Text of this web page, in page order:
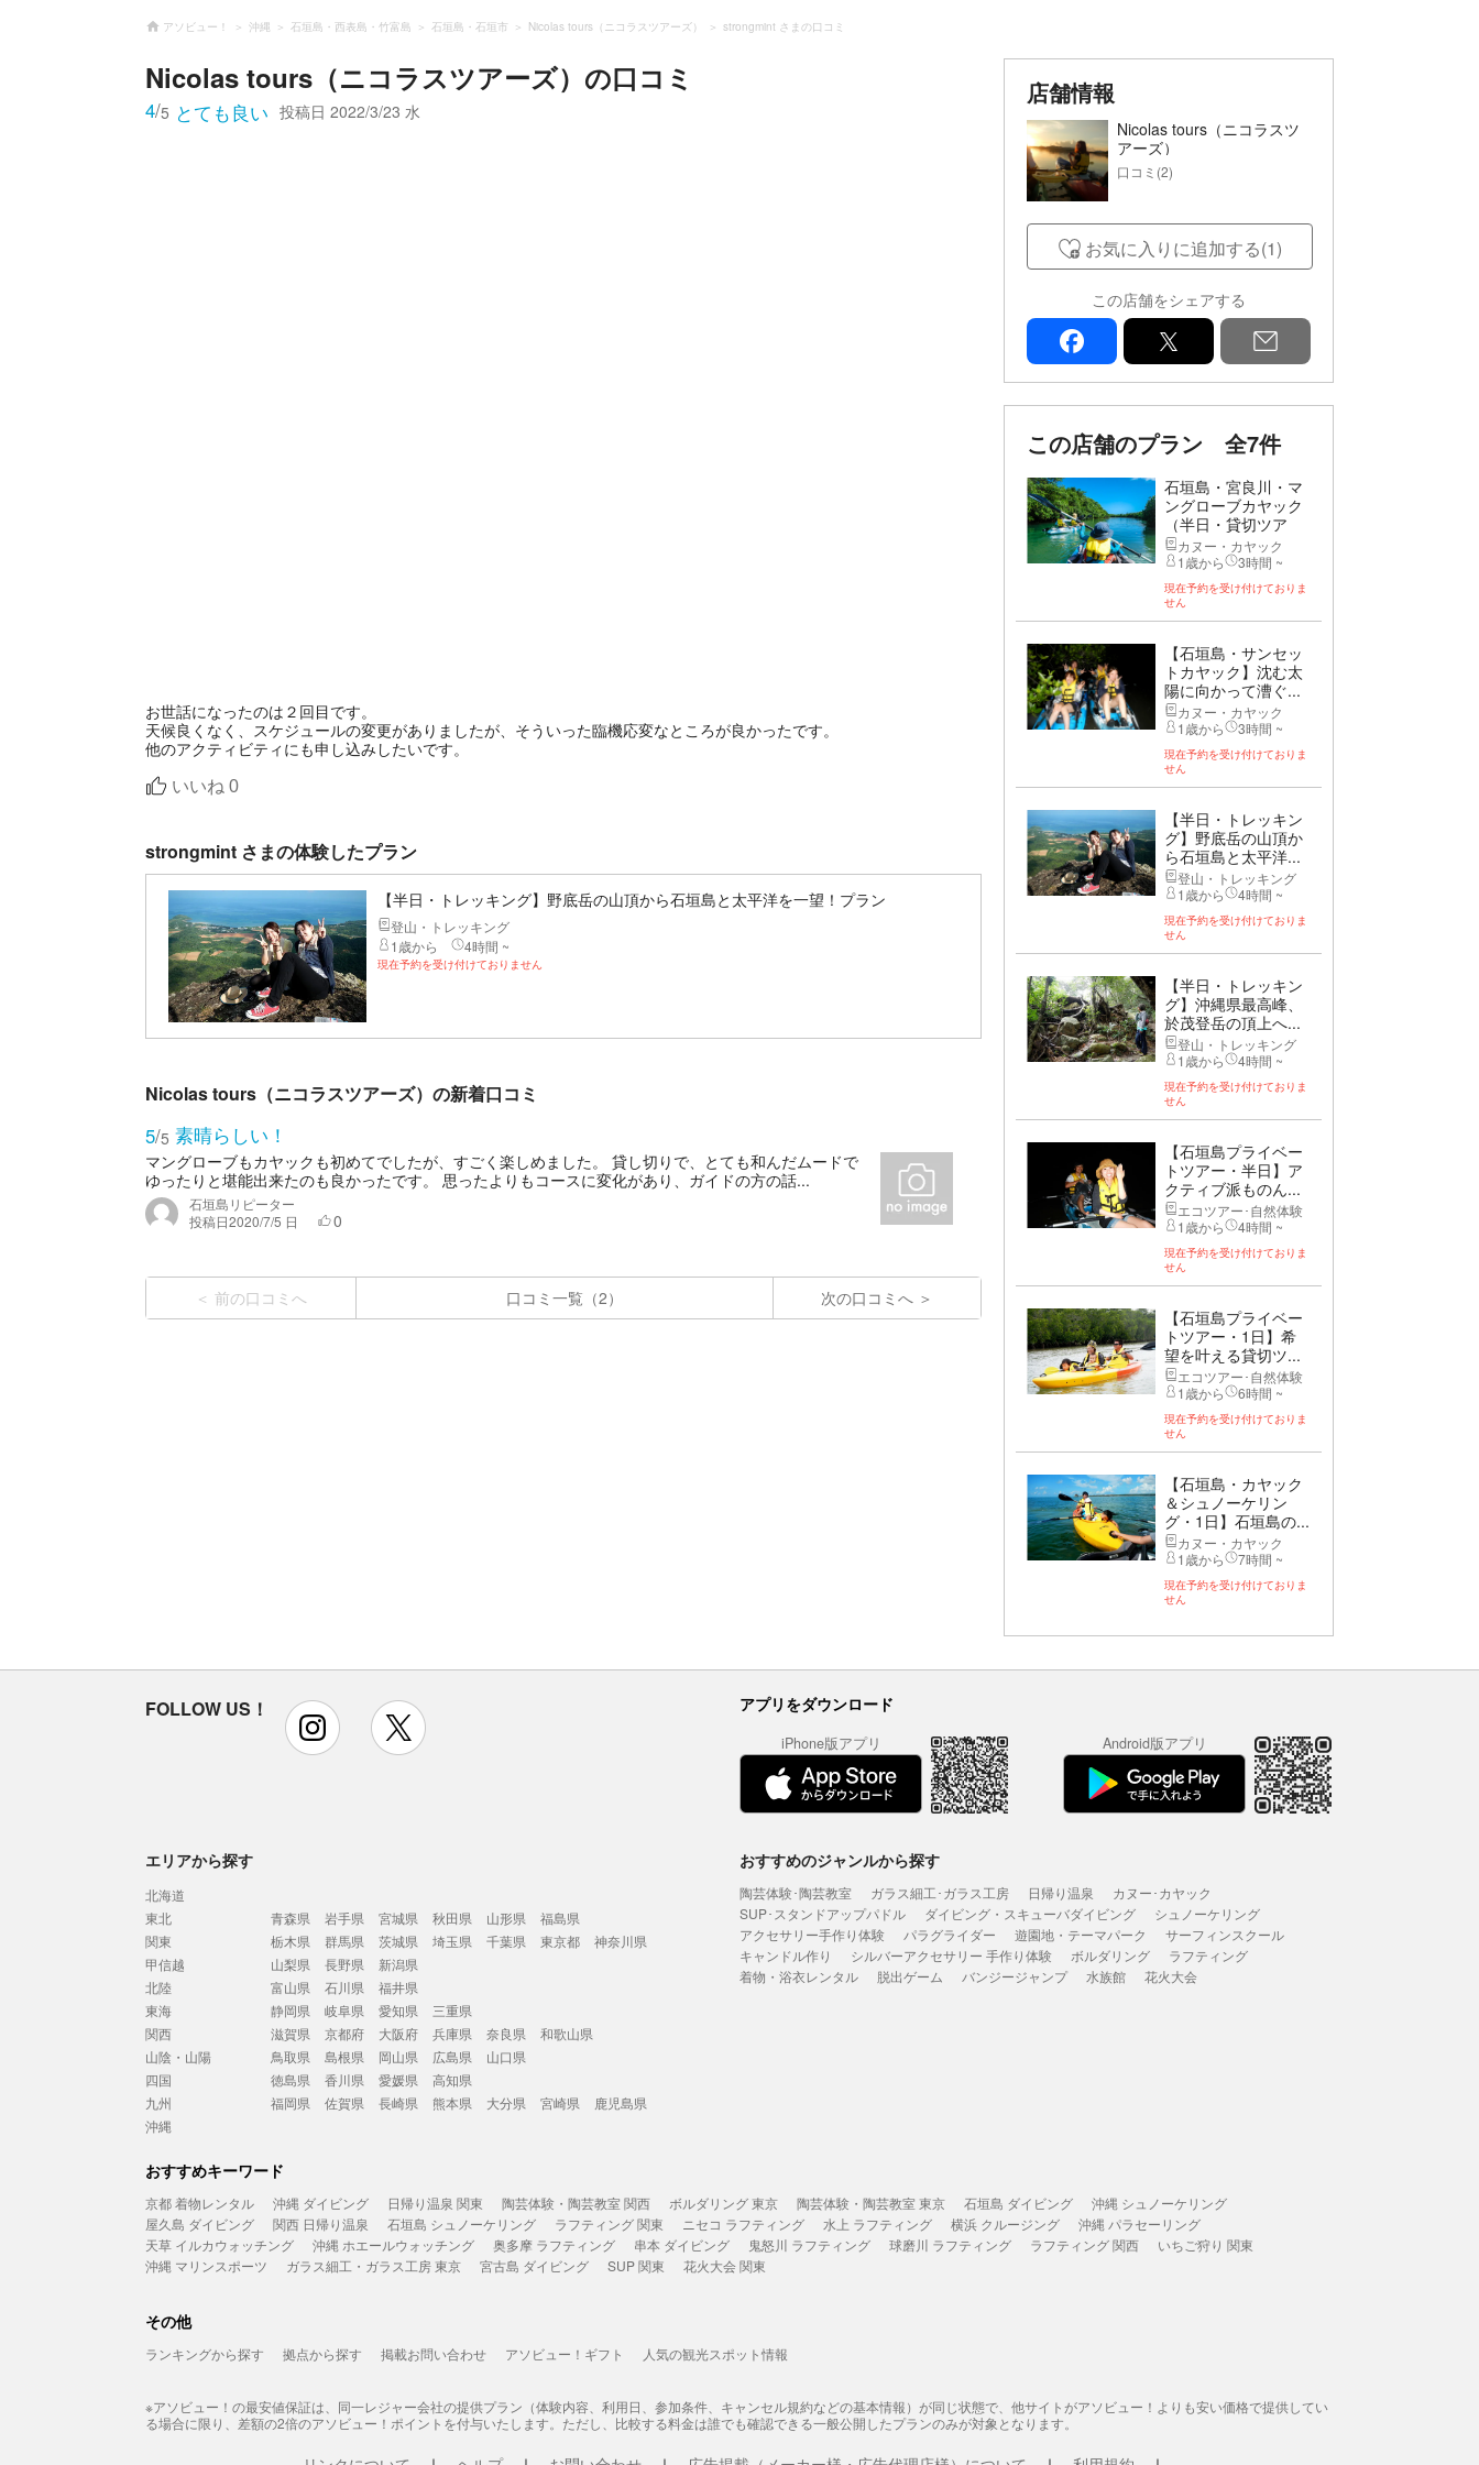
アソビュー！ 沖縄 石垣島・西表島・竹富島 石垣島・石垣市 Nicolas tours（ニコラスツアーズ） strongmint さまの口コミ
Nicolas tours（ニコラスツアーズ） の口コミ
4/5 とても良い 投稿日 2022/3/23 水
お世話になったのは２回目です。
天候良くなく、スケジュールの変更がありましたが、そういった臨機応変なところが良かったです。
他のアクティビティにも申し込みしたいです。
いいね 0
strongmint さまの体験したプラン
【半日・トレッキング】野底岳の山頂から石垣島と太平洋を一望！プラン
登山・トレッキング
1歳から
4時間 ~
現在予約を受け付けておりません
Nicolas tours（ニコラスツアーズ）の新着口コミ
5/5 素晴らしい！
マングローブもカヤックも初めてでしたが、すごく楽しめました。 貸し切りで、とても和んだムードで
ゆったりと堪能出来たのも良かったです。 思ったよりもコースに変化があり、ガイドの方の話...
石垣島リピーター
投稿日2020/7/5 日 0
前の口コミへ 口コミ一覧（2） 次の口コミへ
店舗情報
Nicolas tours（ニコラスツ
アーズ）
口コミ(2)
お気に入りに追加する(1)
この店舗をシェアする
facebook
この店舗のプラン 全7件
石垣島・宮良川・マ
ングローブカヤック
（半日・貸切ツア
ー）カヌー・カヤック
1歳から
3時間 ~
現在予約を受け付けておりま
せん
【石垣島・サンセッ
トカヤック】沈む太
陽に向かって漕ぐ...
カヌー・カヤック
1歳から
3時間 ~
現在予約を受け付けておりま
せん
【半日・トレッキン
グ】野底岳の山頂か
ら石垣島と太平洋...
登山・トレッキング
1歳から
4時間 ~
現在予約を受け付けておりま
せん
【半日・トレッキン
グ】沖縄県最高峰、
於茂登岳の頂上へ...
登山・トレッキング
1歳から
4時間 ~
現在予約を受け付けておりま
せん
【石垣島プライベー
トツアー・半日】ア
クティブ派ものん...
エコツアー･自然体験
1歳から
4時間 ~
現在予約を受け付けておりま
せん
【石垣島プライベー
トツアー・1日】希
望を叶える貸切ツ...
エコツアー･自然体験
1歳から
6時間 ~
現在予約を受け付けておりま
せん
【石垣島・カヤック
＆シュノーケリン
グ・1日】石垣島の...
カヌー・カヤック
1歳から
7時間 ~
現在予約を受け付けておりま
せん
FOLLOW US！ instagram アプリをダウンロード
iPhone版アプリ Android版アプリ
エリアから探す
北海道
東北
青森県 岩手県 宮城県 秋田県 山形県
福島県
関東
栃木県 群馬県 茨城県 埼玉県 千葉県 東京都
神奈川県
甲信越
山梨県 長野県
新潟県
北陸
富山県 石川県
福井県
東海
静岡県 岐阜県 愛知県
三重県
関西
滋賀県 京都府 大阪府 兵庫県 奈良県
和歌山県
山陰・山陽
鳥取県 島根県 岡山県 広島県
山口県
四国
徳島県 香川県 愛媛県
高知県
九州
福岡県 佐賀県 長崎県 熊本県 大分県 宮崎県
鹿児島県
沖縄
おすすめのジャンルから探す
陶芸体験･陶芸教室 ガラス細工･ガラス工房 日帰り温泉
カヌー･カヤック
SUP･スタンドアップパドル
ダイビング・スキューバダイビング
シュノーケリング
アクセサリー手作り体験
パラグライダー 遊園地・テーマパーク
サーフィンスクール
キャンドル作り
シルバーアクセサリー 手作り体験 ボルダリング
ラフティング
着物・浴衣レンタル
脱出ゲーム バンジージャンプ 水族館 花火大会
おすすめキーワード
京都 着物レンタル 沖縄 ダイビング 日帰り温泉 関東 陶芸体験・陶芸教室 関西 ボルダリング 東京 陶芸体験・陶芸教室 東京 石垣島 ダイビング
沖縄 シュノーケリング
屋久島 ダイビング
関西 日帰り温泉 石垣島 シュノーケリング ラフティング 関東 ニセコ ラフティング 水上 ラフティング 横浜 クルージング
沖縄 パラセーリング
天草 イルカウォッチング
沖縄 ホエールウォッチング 奥多摩 ラフティング 串本 ダイビング 鬼怒川 ラフティング 球磨川 ラフティング ラフティング 関西
いちご狩り 関東
沖縄 マリンスポーツ
ガラス細工・ガラス工房 東京 宮古島 ダイビング SUP 関東 花火大会 関東
その他
ランキングから探す 拠点から探す 掲載お問い合わせ アソビュー！ギフト 人気の観光スポット情報
※アソビュー！の最安値保証は、同一レジャー会社の提供プラン（体験内容、利用日、参加条件、キャンセル規約などの基本情報）が同じ状態で、他サイトがアソビュー！よりも安い価格で提供してい
る場合に限り、差額の2倍のアソビュー！ポイントを付与いたします。ただし、比較する料金は誰でも確認できる一般公開したプランのみが対象となります。